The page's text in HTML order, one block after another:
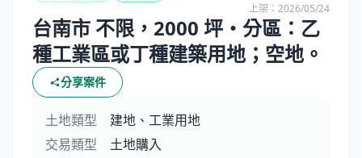
上架：2026/05/24
台南市 不限，2000 坪・分區：乙
種工業區或丁種建築用地；空地。
分享案件
土地類型
建地、工業用地
交易類型
土地購入